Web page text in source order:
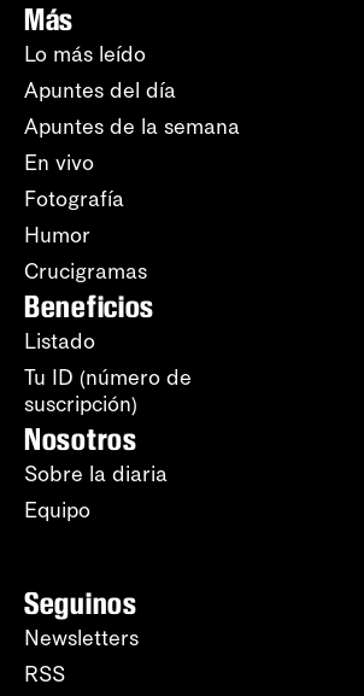
Más
Lo más leído
Apuntes del día
Apuntes de la semana
En vivo
Fotografía
Humor
Crucigramas
Beneficios
Listado
Tu ID (número de
suscripción)
Nosotros
Sobre la diaria
Equipo
Seguinos
Newsletters
RSS